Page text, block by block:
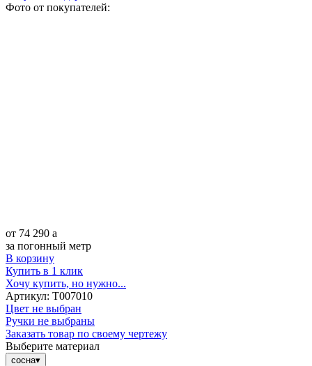
Фото от покупателей:
от 74 290 a
за погонный метр
В корзину
Купить в 1 клик
Хочу купить, но нужно...
Артикул: Т007010
Цвет не выбран
Ручки не выбраны
Заказать товар по своему чертежу
Выберите материал
сосна▾